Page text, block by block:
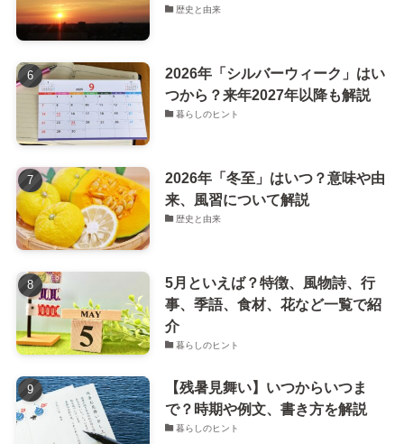
歴史と由来
2026年「シルバーウィーク」はい
つから？来年2027年以降も解説
暮らしのヒント
2026年「冬至」はいつ？意味や由
来、風習について解説
歴史と由来
5月といえば？特徴、風物詩、行
事、季語、食材、花など一覧で紹
介
暮らしのヒント
【残暑見舞い】いつからいつま
で？時期や例文、書き方を解説
暮らしのヒント